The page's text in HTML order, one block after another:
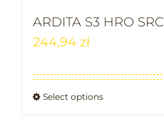
ARDITA S3 HRO SRC
244,94 zł
Select options